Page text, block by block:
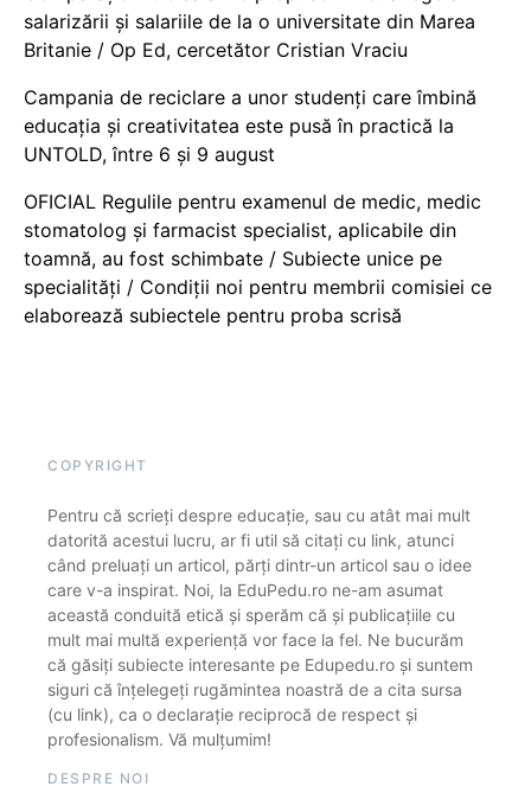
salarizării și salariile de la o universitate din Marea
Britanie / Op Ed, cercetător Cristian Vraciu
Campania de reciclare a unor studenți care îmbină
educația și creativitatea este pusă în practică la
UNTOLD, între 6 și 9 august
OFICIAL Regulile pentru examenul de medic, medic
stomatolog și farmacist specialist, aplicabile din
toamnă, au fost schimbate / Subiecte unice pe
specialități / Condiții noi pentru membrii comisiei ce
elaborează subiectele pentru proba scrisă
COPYRIGHT
Pentru că scrieți despre educație, sau cu atât mai mult
datorită acestui lucru, ar fi util să citați cu link, atunci
când preluați un articol, părți dintr-un articol sau o idee
care v-a inspirat. Noi, la EduPedu.ro ne-am asumat
această conduită etică și sperăm că și publicațiile cu
mult mai multă experiență vor face la fel. Ne bucurăm
că găsiți subiecte interesante pe Edupedu.ro și suntem
siguri că înțelegeți rugămintea noastră de a cita sursa
(cu link), ca o declarație reciprocă de respect și
profesionalism. Vă mulțumim!
DESPRE NOI